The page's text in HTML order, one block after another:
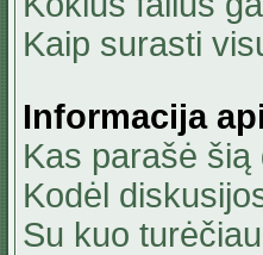
Kaip surasti
Informacija
Kas parašė šią
Kodėl
Su kuo